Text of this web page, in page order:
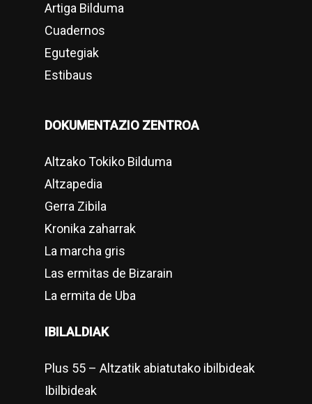
Artiga Bilduma
Cuadernos
Egutegiak
Estibaus
DOKUMENTAZIO ZENTROA
Altzako Tokiko Bilduma
Altzapedia
Gerra Zibila
Kronika zaharrak
La marcha gris
Las ermitas de Bizarain
La ermita de Uba
IBILALDIAK
Plus 55 – Altzatik abiatutako ibilbideak
Ibilbideak